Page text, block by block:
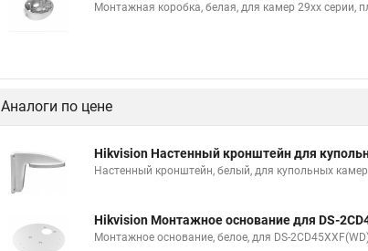
Монтажная коробка, белая, для камер 29хх серии,
Аналоги по цене
Hikvision Настенный кронштейн для
Настенный кронштейн, белый, для купольных
Hikvision Монтажное основание для DS-
Монтажное основание, белое, для DS-